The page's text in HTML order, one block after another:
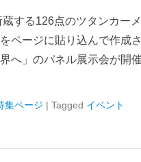
する126点のツタンカー
ページに貼り込んで作成
へ」のパネル展示会が開
集ページ | Tagged イベント